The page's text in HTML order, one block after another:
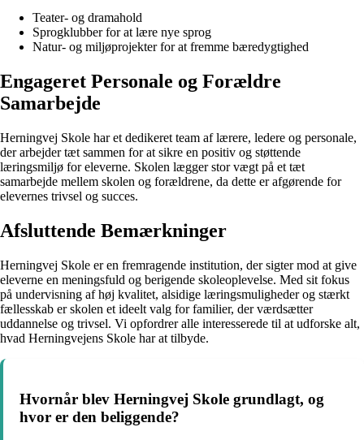
Teater- og dramahold
Sprogklubber for at lære nye sprog
Natur- og miljøprojekter for at fremme bæredygtighed
Engageret Personale og Forældre
Samarbejde
Herningvej Skole har et dedikeret team af lærere, ledere og personale,
der arbejder tæt sammen for at sikre en positiv og støttende
læringsmiljø for eleverne. Skolen lægger stor vægt på et tæt
samarbejde mellem skolen og forældrene, da dette er afgørende for
elevernes trivsel og succes.
Afsluttende Bemærkninger
Herningvej Skole er en fremragende institution, der sigter mod at give
eleverne en meningsfuld og berigende skoleoplevelse. Med sit fokus
på undervisning af høj kvalitet, alsidige læringsmuligheder og stærkt
fællesskab er skolen et ideelt valg for familier, der værdsætter
uddannelse og trivsel. Vi opfordrer alle interesserede til at udforske alt,
hvad Herningvejens Skole har at tilbyde.
Hvornår blev Herningvej Skole grundlagt, og
hvor er den beliggende?